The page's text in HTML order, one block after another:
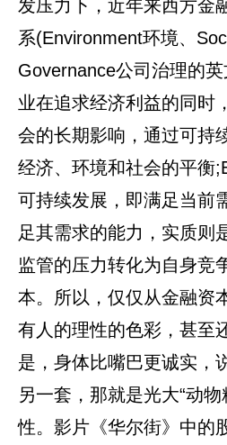
发压力下，近年来西方金
系(Environment环境、
Governance公司治理的
业在追求经济利益的同时
会的长期影响，通过可持
经济、环境和社会的平衡
可持续发展，即满足当前
足其需求的能力，实质则
监管的压力转化为自身竞
本。所以，仅仅从金融资
有人的理性的色彩，甚至
是，身体比嘴巴更诚实，
另一套，那就是光大“动
性。影片《华尔街》中的